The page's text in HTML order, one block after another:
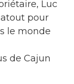
Luc
pour
le monde